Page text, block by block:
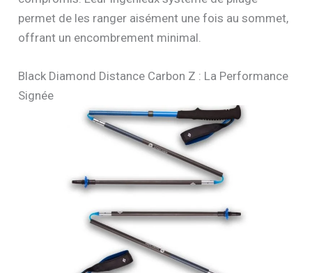
permet de les ranger aisément une fois au sommet,
offrant un encombrement minimal.
Black Diamond Distance Carbon Z : La Performance
Signée